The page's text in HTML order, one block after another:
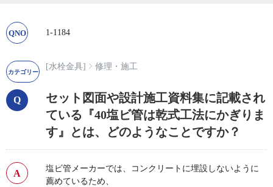
1-1184
[水栓金具] 修理・施工
セット図面や設計施工資料集に記載され
ている『40塩ビ管は乾式工法にかぎりま
す』とは、どのようなことですか？
塩ビ管メーカーでは、コンクリートに埋設しないように
薦めているため、